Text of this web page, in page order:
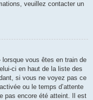
veuillez contacter un
vous êtes en train de
ci en haut de la liste des
si vous ne voyez pas ce
ou le temps d’attente
pas encore été atteint. Il est